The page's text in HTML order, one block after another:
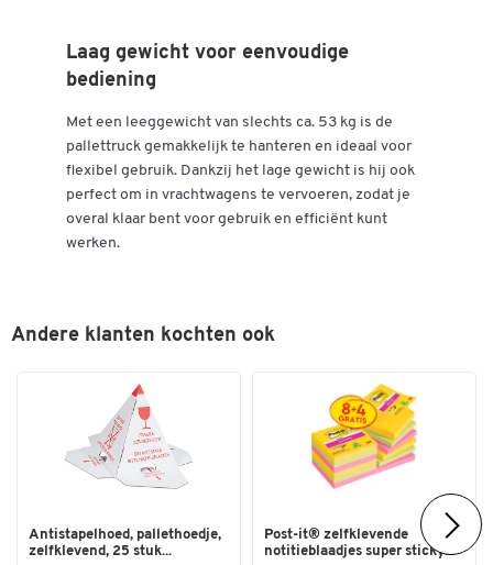
Laag gewicht voor eenvoudige
bediening
Met een leeggewicht van slechts ca. 53 kg is de
pallettruck gemakkelijk te hanteren en ideaal voor
flexibel gebruik. Dankzij het lage gewicht is hij ook
perfect om in vrachtwagens te vervoeren, zodat je
overal klaar bent voor gebruik en efficiënt kunt
werken.
Andere klanten kochten ook
Antistapelhoed, pallethoedje,
zelfklevend, 25 stuk...
Post-it® zelfklevende
notitieblaadjes super sticky...